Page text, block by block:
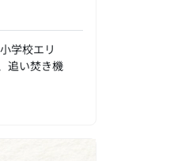
学校エリ
追い焚き機